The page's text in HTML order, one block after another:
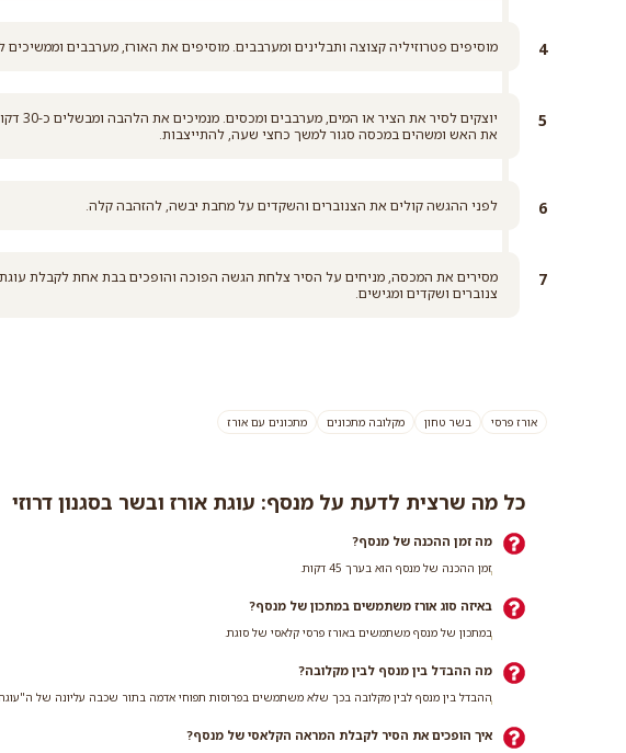
מוסיפים פטרוזיליה קצוצה ותבלינים ומערבבים. מוסיפים את האורז, מערבבים וממשיכים לטגן 3-4 דקות
יוצקים
את האש ומשהים במכסה סגור למשך כחצי שעה, להתייצבות.
לפני ההגשה קולים את הצנוברים והשקדים על מחבת יבשה, להזהבה קלה.
מסירים את המכסה, מניחים על הסיר צלחת הגשה הפוכה והופכים בבת אחת לקבלת עוגת
צנוברים ושקדים ומגישים.
אורז פרסי בשר טחון מקלובה מתכונים מתכונים עם אורז
כל מה שרצית לדעת על מנסף: עוגת אורז ובשר בסגנון דרוזי
מה זמן ההכנה של מנסף?
זמן ההכנה של מנסף הוא בערך 45 דקות.
באיזה סוג אורז משתמשים במתכון של מנסף?
במתכון של מנסף משתמשים באורז פרסי קלאסי של סוגת.
מה ההבדל בין מנסף לבין מקלובה?
ההבדל בין מנסף לבין מקלובה בכך שלא משתמשים בפרוסות תפוחי אדמה בתור שכבה עליונה של
איך הופכים את הסיר לקבלת המראה הקלאסי של מנסף?